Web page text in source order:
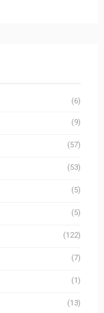
(6)
(9)
(57)
(53)
(5)
(5)
(122)
(7)
(1)
(13)